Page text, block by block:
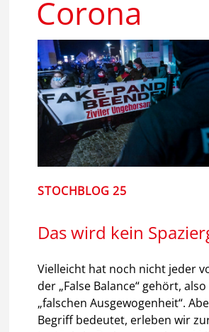
springenCorona
STOCHBLOG 25
Das wird kein
Vielleicht hat noch nicht jeder
der „False Balance“ gehört,
„falschen Ausgewogenheit“.
Begriff bedeutet, erleben wir